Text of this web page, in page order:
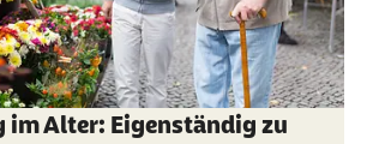
im Alter: Eigenständig zu